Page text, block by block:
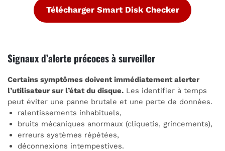
Télécharger Smart Disk Checker
Signaux d’alerte précoces à surveiller
Certains symptômes doivent immédiatement alerter
l’utilisateur sur l’état du disque. Les identifier à temps
peut éviter une panne brutale et une perte de données.
ralentissements inhabituels,
bruits mécaniques anormaux (cliquetis, grincements),
erreurs systèmes répétées,
déconnexions intempestives.